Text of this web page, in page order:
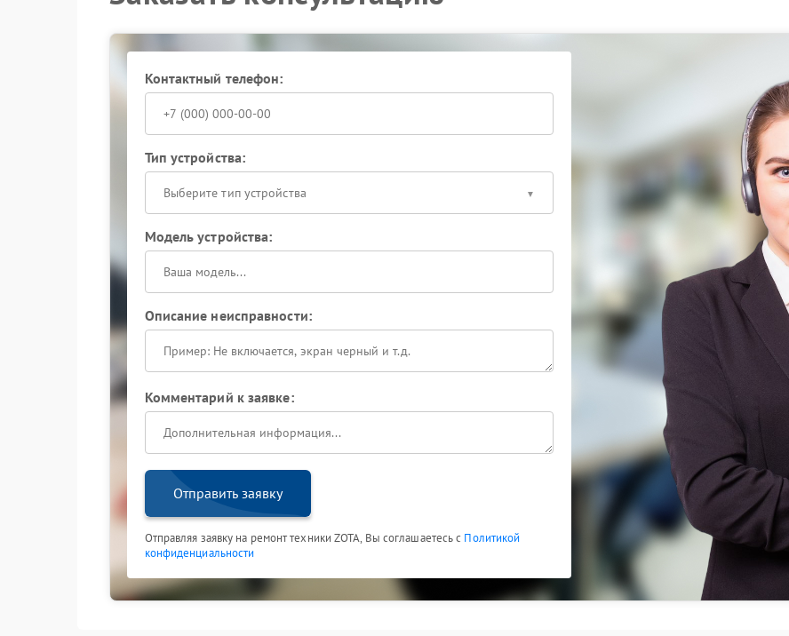
Zota располагает всем необходимым для точной диагностики и качественного ремонта. Сервисный
центр Zota использует оригинальные компоненты и проверенные методики — это гарантирует
надежную работу ИБП после устранения неисправности.
Не откладывайте решение проблемы: корректная работа системы мониторинга важна для
стабильной эксплуатации устройства.
Контактный телефон:
Тип устройства:
Выберите тип устройства
Модель устройства:
Описание неисправности:
Комментарий к заявке:
Отправить заявку
Отправляя заявку на ремонт техники ZOTA, Вы соглашаетесь с Политикой
конфиденциальности